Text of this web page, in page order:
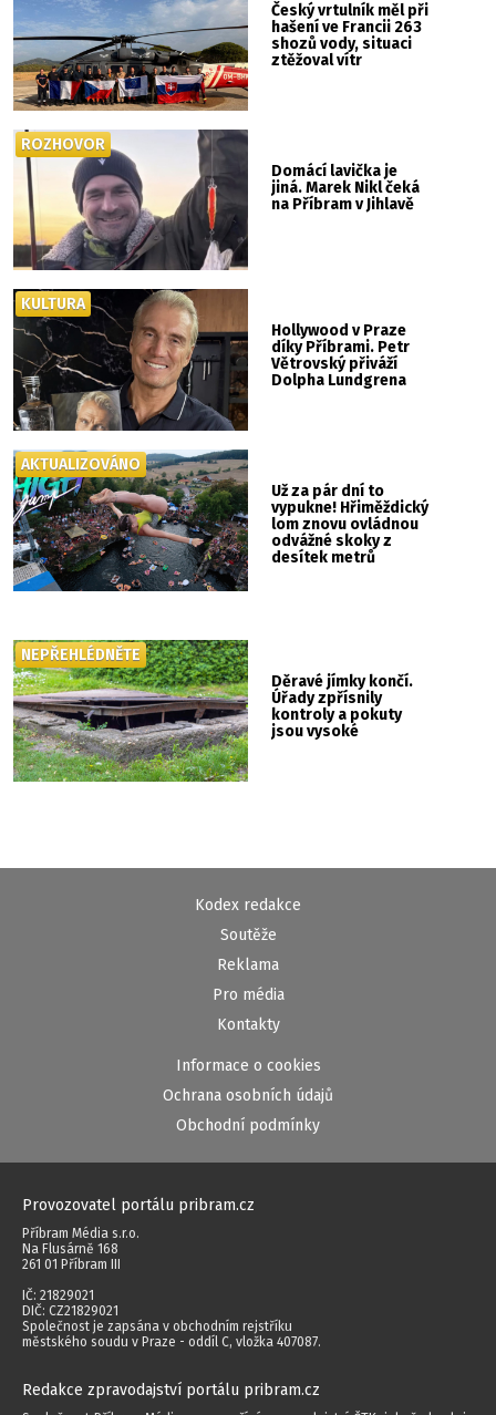
Český vrtulník měl při
hašení ve Francii 263
shozů vody, situaci
ztěžoval vítr
Domácí lavička je
jiná. Marek Nikl čeká
na Příbram v Jihlavě
ROZHOVOR
Hollywood v Praze
díky Příbrami. Petr
Větrovský přiváží
Dolpha Lundgrena
KULTURA
Už za pár dní to
vypukne! Hřiměždický
lom znovu ovládnou
odvážné skoky z
desítek metrů
AKTUALIZOVÁNO
Děravé jímky končí.
Úřady zpřísnily
kontroly a pokuty
jsou vysoké
NEPŘEHLÉDNĚTE
Kodex redakce
Soutěže
Reklama
Pro média
Kontakty
Informace o cookies
Ochrana osobních údajů
Obchodní podmínky
Provozovatel portálu pribram.cz
Příbram Média s.r.o.
Na Flusárně 168
261 01 Příbram III
IČ: 21829021
DIČ: CZ21829021
Společnost je zapsána v obchodním rejstříku
městského soudu v Praze - oddíl C, vložka 407087.
Redakce zpravodajství portálu pribram.cz